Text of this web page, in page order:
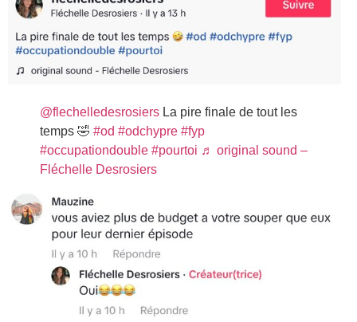
@flechelledesrosiers La pire finale de tout les
temps 🤣 #od #odchypre #fyp
#occupationdouble #pourtoi ♬ original sound –
Fléchelle Desrosiers